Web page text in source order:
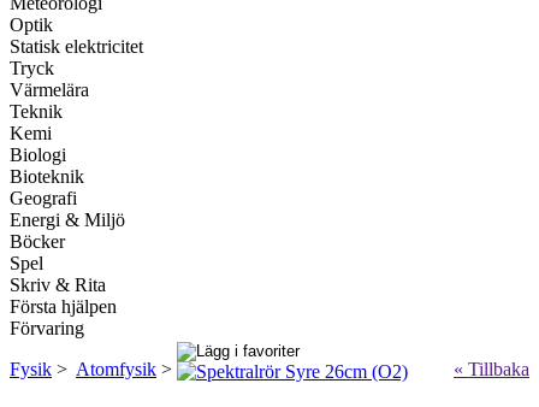
Optik
Statisk elektricitet
Tryck
Värmelära
Teknik
Kemi
Biologi
Bioteknik
Geografi
Energi & Miljö
Böcker
Spel
Skriv & Rita
Första hjälpen
Förvaring
Fysik > Atomfysik > « Tillbaka